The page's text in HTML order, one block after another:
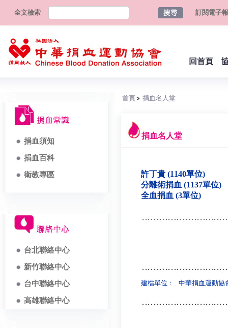
全文檢索 訂閱電子報
回首頁
捐血須知
捐血百科
衛教專區
台北聯絡中心
新竹聯絡中心
台中聯絡中心
高雄聯絡中心
首頁 捐血名人堂
捐血名人堂
許丁貴 (1140單位)
分離術捐血 (1137單位)
全血捐血 (3單位)
建檔單位： 中華捐血運動協